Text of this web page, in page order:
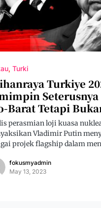
Turki
Turkiye
Barat Tetapi
perasmian loji kuasa
Vladimir Putin
projek flagship dalam
fokusmyadmin
May 13, 2023